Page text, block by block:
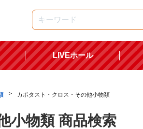
LIVEホール
カポタスト・クロス・その他小物類
小物類 商品検索